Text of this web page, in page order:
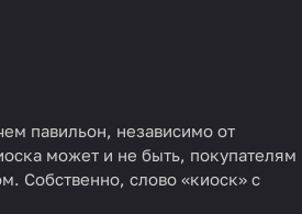
павильон, независимо от
может и не быть, покупателям
Собственно, слово «киоск» с